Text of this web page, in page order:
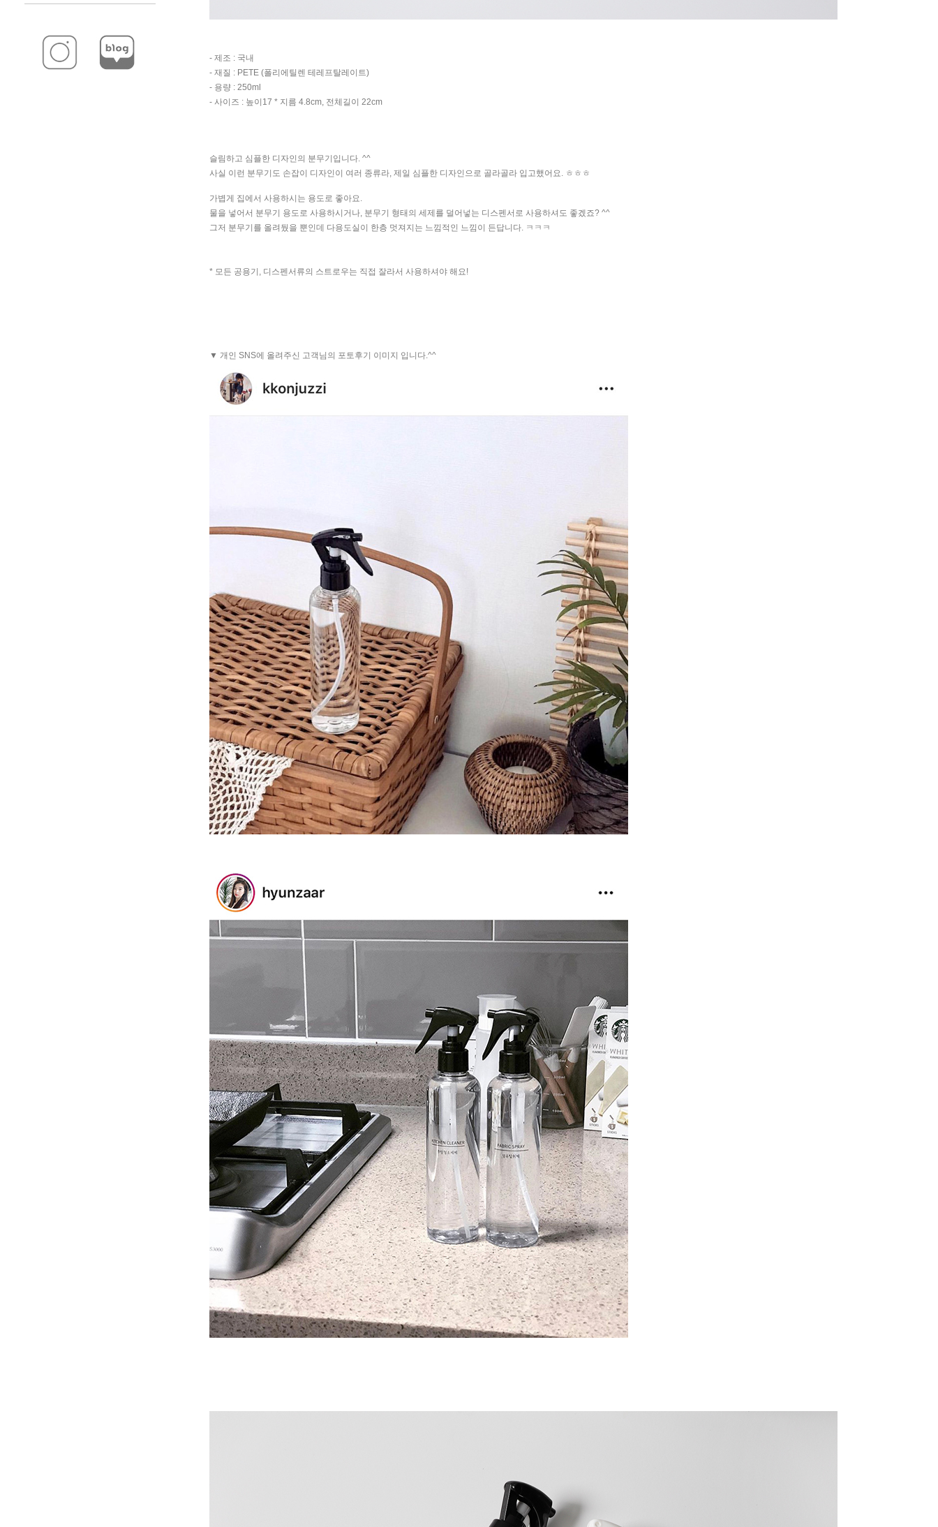
- 제조 : 국내
- 재질 : PETE (폴리에틸렌 테레프탈레이트)
- 용량 : 250ml
- 사이즈 : 높이17 * 지름 4.8cm, 전체길이 22cm
슬림하고 심플한 디자인의 분무기입니다. ^^
사실 이런 분무기도 손잡이 디자인이 여러 종류라, 제일 심플한 디자인으로 골라골라 입고했어요. ㅎㅎㅎ
가볍게 집에서 사용하시는 용도로 좋아요.
물을 넣어서 분무기 용도로 사용하시거나, 분무기 형태의 세제를 덜어넣는 디스펜서로 사용하셔도 좋겠죠? ^^
그저 분무기를 올려뒀을 뿐인데 다용도실이 한층 멋져지는 느낌적인 느낌이 든답니다. ㅋㅋㅋ
* 모든 공용기, 디스펜서류의 스트로우는 직접 잘라서 사용하셔야 해요!
▼ 개인 SNS에 올려주신 고객님의 포토후기 이미지 입니다.^^